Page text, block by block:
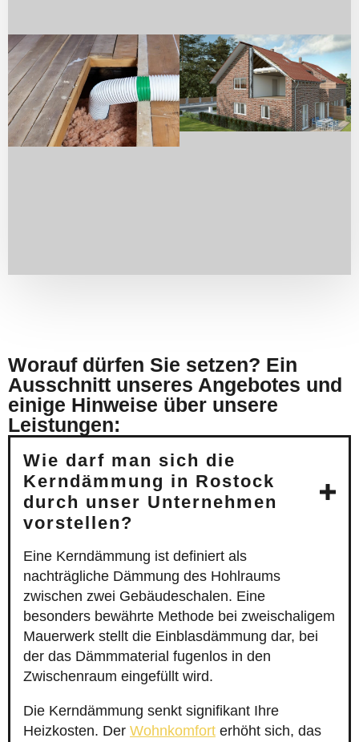
Worauf dürfen Sie setzen? Ein
Ausschnitt unseres Angebotes und
einige Hinweise über unsere
Leistungen:
Wie darf man sich die
Kerndämmung in Rostock
durch unser Unternehmen
vorstellen?
Eine Kerndämmung ist definiert als
nachträgliche Dämmung des Hohlraums
zwischen zwei Gebäudeschalen. Eine
besonders bewährte Methode bei zweischaligem
Mauerwerk stellt die Einblasdämmung dar, bei
der das Dämmmaterial fugenlos in den
Zwischenraum eingefüllt wird.
Die Kerndämmung senkt signifikant Ihre
Heizkosten. Der Wohnkomfort erhöht sich, das